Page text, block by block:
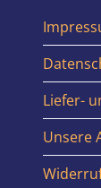
Liefer-
Unsere